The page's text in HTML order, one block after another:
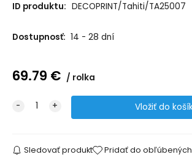
ID produktu: DECOPRINT/Tahiti/TA25007
Dostupnosť: 14 - 28 dní
69.79 € rolka
Sledovať produkt Pridať do obľúbených